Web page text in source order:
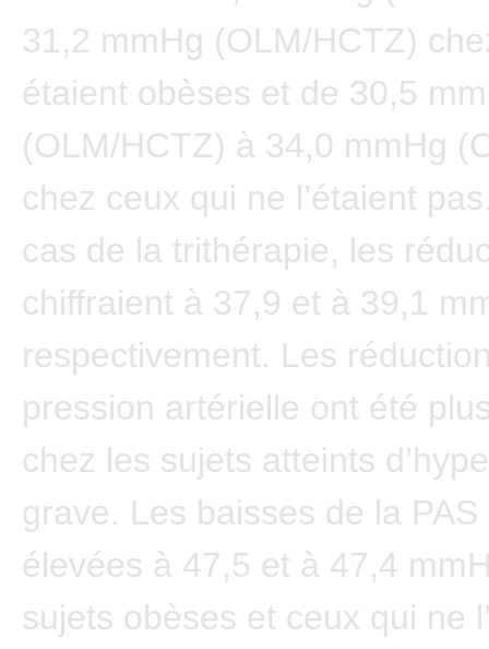
31,2 mmHg (OLM/HCTZ)
étaient obèses et de 30,5
(OLM/HCTZ) à 34,0 mmHg
chez ceux qui ne l’étaient
cas de la trithérapie, les
chiffraient à 37,9 et à 39,1
respectivement. Les
pression artérielle ont été
chez les sujets atteints
grave. Les baisses de la
élevées à 47,5 et à 47,4
sujets obèses et ceux qui ne